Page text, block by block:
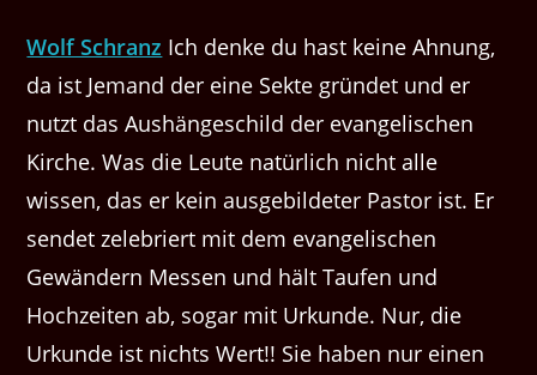
Wolf Schranz Ich denke du hast keine Ahnung,
da ist Jemand der eine Sekte gründet und er
nutzt das Aushängeschild der evangelischen
Kirche. Was die Leute natürlich nicht alle
wissen, das er kein ausgebildeter Pastor ist. Er
sendet zelebriert mit dem evangelischen
Gewändern Messen und hält Taufen und
Hochzeiten ab, sogar mit Urkunde. Nur, die
Urkunde ist nichts Wert!! Sie haben nur einen